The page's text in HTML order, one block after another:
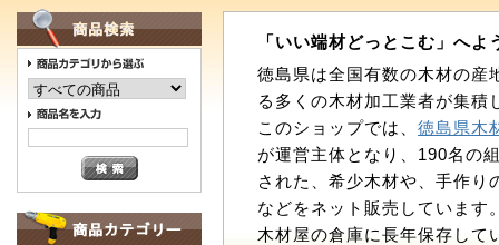
「いい端材どっとこむ」へよ
徳島県は全国有数の木材の産
る多くの木材加工業者が集積
このショップでは、 徳島県木
が運営主体となり、190名の
された、希少木材や、手作り
などをネット販売しています
木材屋の倉庫に長年保存して